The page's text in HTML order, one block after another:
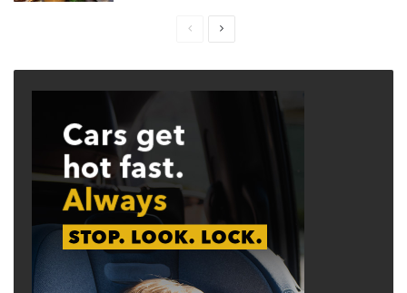
PreviousNext